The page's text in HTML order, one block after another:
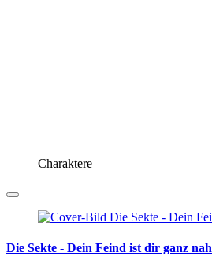
Charaktere
Die Sekte - Dein Feind ist dir ganz nah